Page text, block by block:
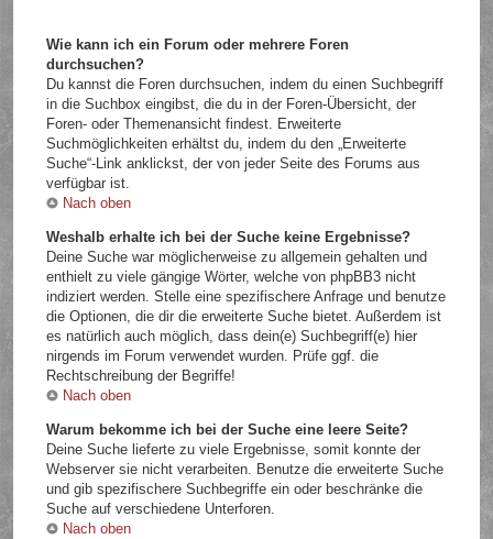
Wie kann ich ein Forum oder mehrere Foren
durchsuchen?
Du kannst die Foren durchsuchen, indem du einen Suchbegriff
in die Suchbox eingibst, die du in der Foren-Übersicht, der
Foren- oder Themenansicht findest. Erweiterte
Suchmöglichkeiten erhältst du, indem du den „Erweiterte
Suche“-Link anklickst, der von jeder Seite des Forums aus
verfügbar ist.
Nach oben
Weshalb erhalte ich bei der Suche keine Ergebnisse?
Deine Suche war möglicherweise zu allgemein gehalten und
enthielt zu viele gängige Wörter, welche von phpBB3 nicht
indiziert werden. Stelle eine spezifischere Anfrage und benutze
die Optionen, die dir die erweiterte Suche bietet. Außerdem ist
es natürlich auch möglich, dass dein(e) Suchbegriff(e) hier
nirgends im Forum verwendet wurden. Prüfe ggf. die
Rechtschreibung der Begriffe!
Nach oben
Warum bekomme ich bei der Suche eine leere Seite?
Deine Suche lieferte zu viele Ergebnisse, somit konnte der
Webserver sie nicht verarbeiten. Benutze die erweiterte Suche
und gib spezifischere Suchbegriffe ein oder beschränke die
Suche auf verschiedene Unterforen.
Nach oben